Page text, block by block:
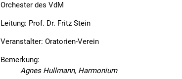
Orchester des VdM
Leitung: Prof. Dr. Fritz Stein
Veranstalter: Oratorien-Verein
Bemerkung:
Agnes Hullmann, Harmonium